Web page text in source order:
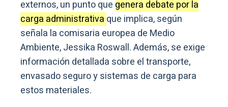
externos, un punto que genera debate por la
carga administrativa que implica, según
señala la comisaria europea de Medio
Ambiente, Jessika Roswall. Además, se exige
información detallada sobre el transporte,
envasado seguro y sistemas de carga para
estos materiales.